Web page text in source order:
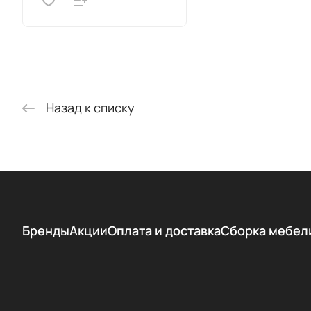
Назад к списку
БрендыАкцииОплата и доставкаСборка